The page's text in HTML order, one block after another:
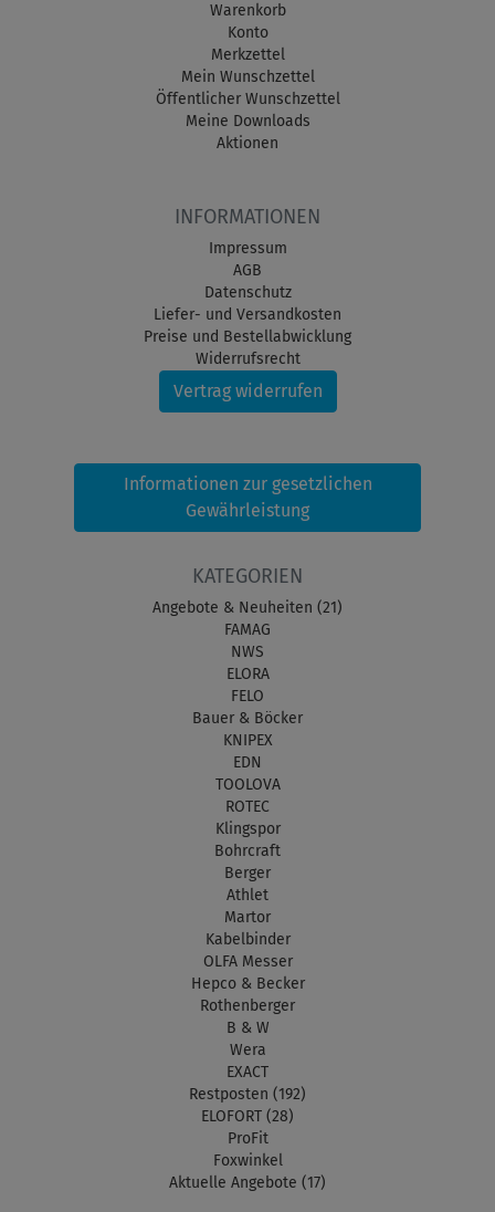
Warenkorb
Konto
Merkzettel
Mein Wunschzettel
Öffentlicher Wunschzettel
Meine Downloads
Aktionen
INFORMATIONEN
Impressum
AGB
Datenschutz
Liefer- und Versandkosten
Preise und Bestellabwicklung
Widerrufsrecht
Vertrag widerrufen
Informationen zur gesetzlichen
Gewährleistung
KATEGORIEN
Angebote & Neuheiten (21)
FAMAG
NWS
ELORA
FELO
Bauer & Böcker
KNIPEX
EDN
TOOLOVA
ROTEC
Klingspor
Bohrcraft
Berger
Athlet
Martor
Kabelbinder
OLFA Messer
Hepco & Becker
Rothenberger
B & W
Wera
EXACT
Restposten (192)
ELOFORT (28)
ProFit
Foxwinkel
Aktuelle Angebote (17)